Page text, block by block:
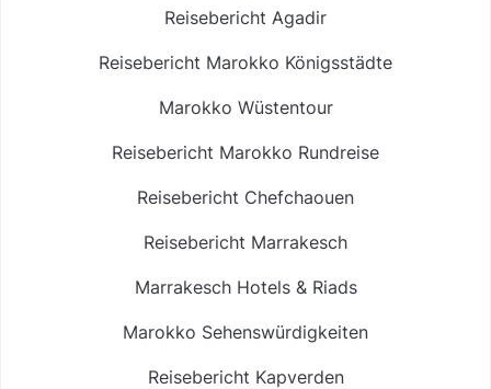
Reisebericht Agadir
Reisebericht Marokko Königsstädte
Marokko Wüstentour
Reisebericht Marokko Rundreise
Reisebericht Chefchaouen
Reisebericht Marrakesch
Marrakesch Hotels & Riads
Marokko Sehenswürdigkeiten
Reisebericht Kapverden